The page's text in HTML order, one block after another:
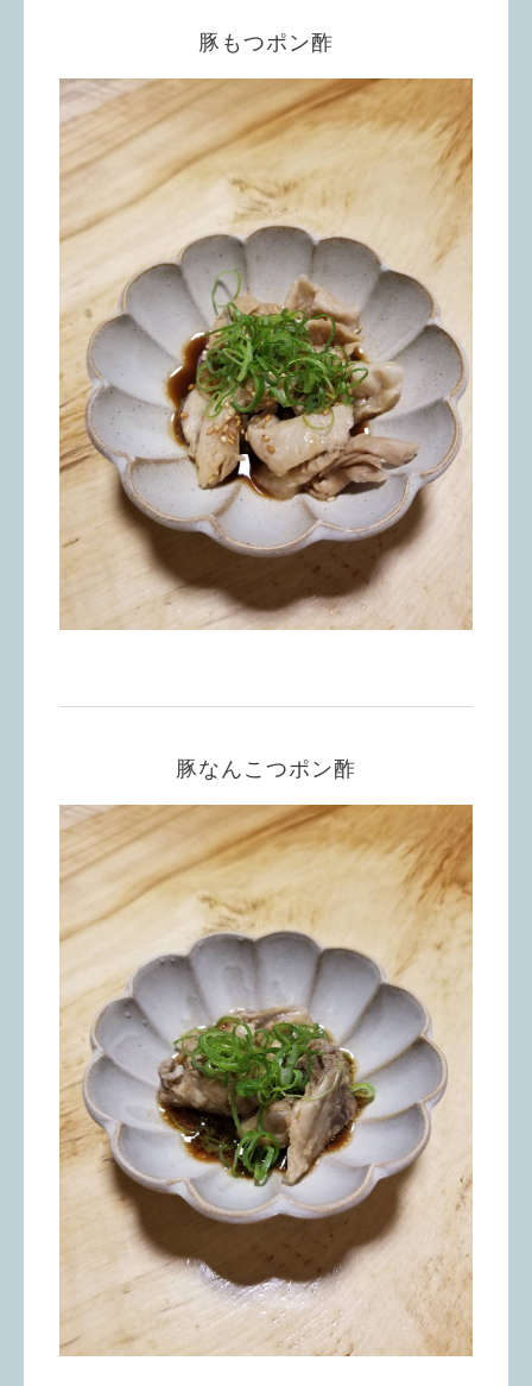
豚もつポン酢
豚なんこつポン酢